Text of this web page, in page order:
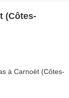
(Côtes-